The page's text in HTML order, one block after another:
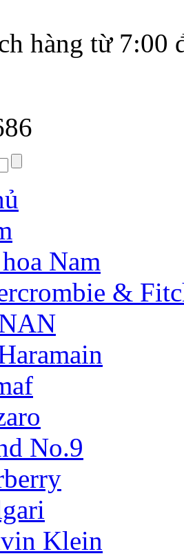
hàng từ 7:00
Nam
&
No.9
Klein